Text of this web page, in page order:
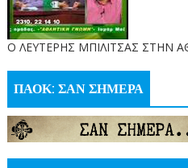
O ΛΕΥΤΕΡΗΣ ΜΠΙΛΙΤΣΑΣ ΣΤΗΝ
ΠΑΟΚ: ΣΑΝ ΣΗΜΕΡΑ